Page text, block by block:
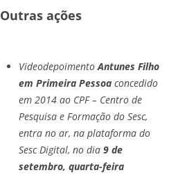
Outras ações
VideodepoimentoAntunes Filho
em Primeira Pessoa concedido
em 2014 ao CPF – Centro de
Pesquisa e Formação do Sesc,
entra no ar, na plataforma do
Sesc Digital, no dia 9 de
setembro, quarta-feira